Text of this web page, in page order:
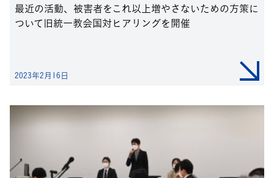
最近の活動、被害者をこれ以上増やさないための方策に
ついて旧統一教会国対ヒアリングを開催
2023年2月16日